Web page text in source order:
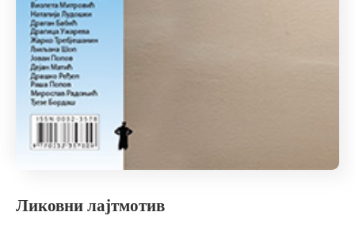
Ликовни лајтмотив